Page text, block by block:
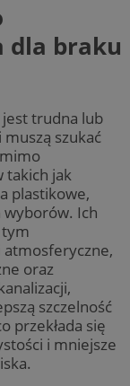
dla braku
jest trudna lub
szukać
takich jak
plastikowe,
wyborów. Ich
atmosferyczne,
oraz
szczelność
przekłada się
i mniejsze